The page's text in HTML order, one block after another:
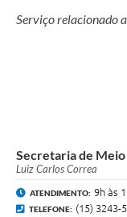
Serviço relacionado
Secretaria de
Luiz Carlos Correa
ATENDIMENTO: 9h às
TELEFONE: (15) 3243-